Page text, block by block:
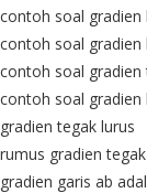
contoh soal gradien
contoh soal gradien
contoh soal gradien
contoh soal gradien
gradien tegak lurus
rumus gradien
gradien garis ab